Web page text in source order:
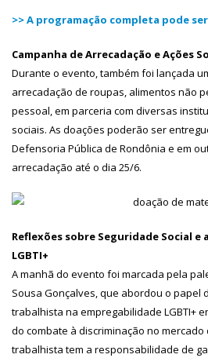
>> A programação completa pode
Campanha de Arrecadação e Ações
Durante o evento, também foi lançada
arrecadação de roupas, alimentos não
pessoal, em parceria com diversas
sociais. As doações poderão ser
Defensoria Pública de Rondônia e em
arrecadação até o dia 25/6.
Reflexões sobre Seguridade Social e
LGBTI+
A manhã do evento foi marcada pela
Sousa Gonçalves, que abordou o papel
trabalhista na empregabilidade LGBTI+
do combate à discriminação no
trabalhista tem a responsabilidade de